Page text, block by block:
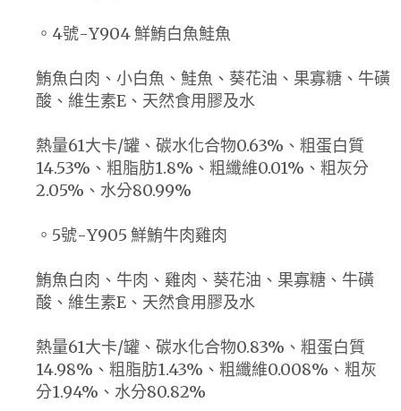
。4號-Y904 鮮鮪白魚鮭魚
鮪魚白肉、小白魚、鮭魚、葵花油、果寡糖、牛磺
酸、維生素E、天然食用膠及水
熱量61大卡/罐、碳水化合物0.63%、粗蛋白質
14.53%、粗脂肪1.8%、粗纖維0.01%、粗灰分
2.05%、水分80.99%
。5號-Y905 鮮鮪牛肉雞肉
鮪魚白肉、牛肉、雞肉、葵花油、果寡糖、牛磺
酸、維生素E、天然食用膠及水
熱量61大卡/罐、碳水化合物0.83%、粗蛋白質
14.98%、粗脂肪1.43%、粗纖維0.008%、粗灰
分1.94%、水分80.82%